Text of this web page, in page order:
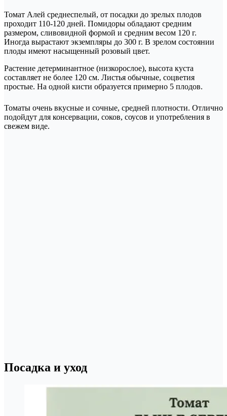
Томат Алей среднеспелый, от посадки до зрелых плодов
проходит 110-120 дней. Помидоры обладают средним
размером, сливовидной формой и средним весом 120 г.
Иногда вырастают экземпляры до 300 г. В зрелом состоянии
плоды имеют насыщенный розовый цвет.
Растение детерминантное (низкорослое), высота куста
составляет не более 120 см. Листья обычные, соцветия
простые. На одной кисти образуется примерно 5 плодов.
Томаты очень вкусные и сочные, средней плотности. Отлично
подойдут для консервации, соков, соусов и употребления в
свежем виде.
Посадка и уход